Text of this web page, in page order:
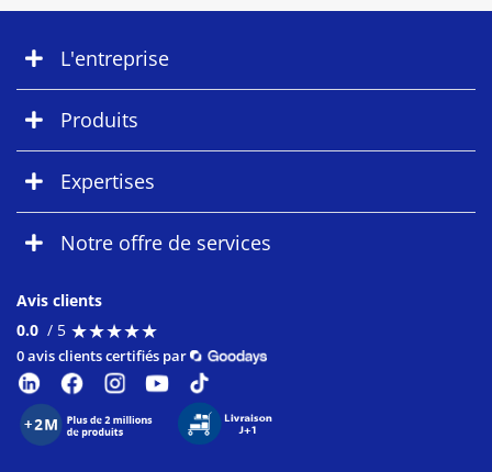
L'entreprise
Produits
Expertises
Notre offre de services
Avis clients
0.0 / 5 ★★★★★
★★★★★
0 avis clients certifiés par